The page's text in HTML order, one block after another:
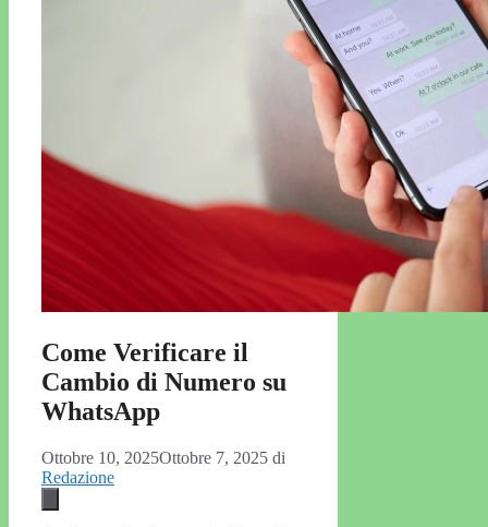
Come Verificare il
Cambio di Numero su
WhatsApp
Ottobre 10, 2025Ottobre 7, 2025 di
Redazione